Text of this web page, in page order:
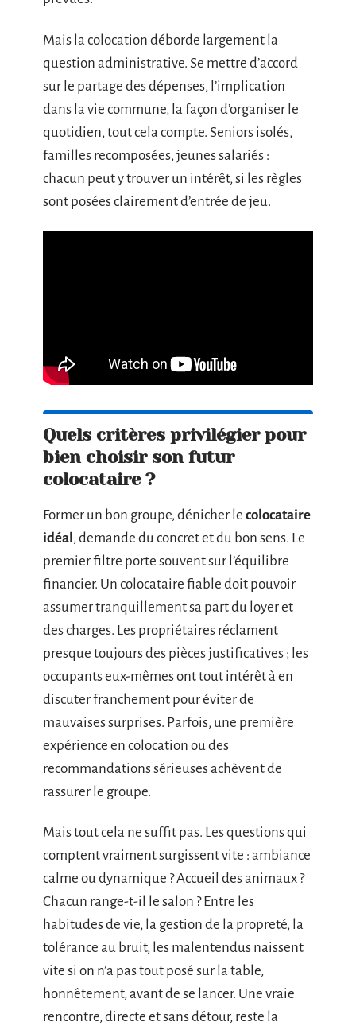
Mais la colocation déborde largement la
question administrative. Se mettre d’accord
sur le partage des dépenses, l’implication
dans la vie commune, la façon d’organiser le
quotidien, tout cela compte. Seniors isolés,
familles recomposées, jeunes salariés :
chacun peut y trouver un intérêt, si les règles
sont posées clairement d’entrée de jeu.
Quels critères privilégier pour
bien choisir son futur
colocataire ?
Former un bon groupe, dénicher le colocataire
idéal, demande du concret et du bon sens. Le
premier filtre porte souvent sur l’équilibre
financier. Un colocataire fiable doit pouvoir
assumer tranquillement sa part du loyer et
des charges. Les propriétaires réclament
presque toujours des pièces justificatives ; les
occupants eux-mêmes ont tout intérêt à en
discuter franchement pour éviter de
mauvaises surprises. Parfois, une première
expérience en colocation ou des
recommandations sérieuses achèvent de
rassurer le groupe.
Mais tout cela ne suffit pas. Les questions qui
comptent vraiment surgissent vite : ambiance
calme ou dynamique ? Accueil des animaux ?
Chacun range-t-il le salon ? Entre les
habitudes de vie, la gestion de la propreté, la
tolérance au bruit, les malentendus naissent
vite si on n’a pas tout posé sur la table,
honnêtement, avant de se lancer. Une vraie
rencontre, directe et sans détour, reste la